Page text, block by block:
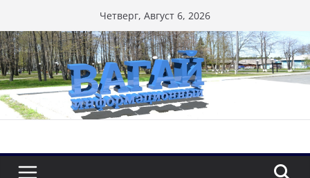
к
содержимому
Четверг, Август 6, 2026